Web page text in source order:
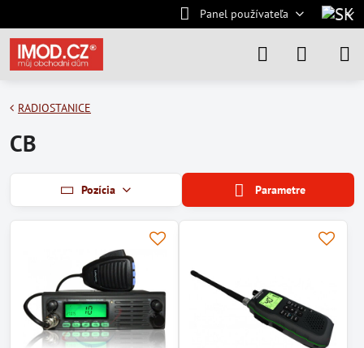
Panel používateľa
RADIOSTANICE
CB
Pozícia Parametre